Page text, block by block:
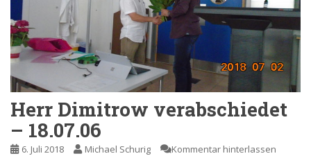
Herr Dimitrow verabschiedet
– 18.07.06
6. Juli 2018 Michael Schurig Kommentar hinterlassen